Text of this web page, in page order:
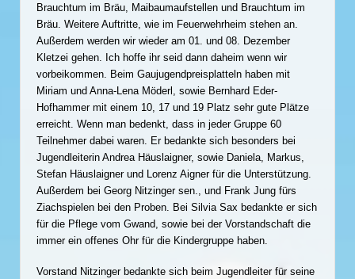
Brauchtum im Bräu, Maibaumaufstellen und Brauchtum im
Bräu. Weitere Auftritte, wie im Feuerwehrheim stehen an.
Außerdem werden wir wieder am 01. und 08. Dezember
Kletzei gehen. Ich hoffe ihr seid dann daheim wenn wir
vorbeikommen. Beim Gaujugendpreisplatteln haben mit
Miriam und Anna-Lena Möderl, sowie Bernhard Eder-
Hofhammer mit einem 10, 17 und 19 Platz sehr gute Plätze
erreicht. Wenn man bedenkt, dass in jeder Gruppe 60
Teilnehmer dabei waren. Er bedankte sich besonders bei
Jugendleiterin Andrea Häuslaigner, sowie Daniela, Markus,
Stefan Häuslaigner und Lorenz Aigner für die Unterstützung.
Außerdem bei Georg Nitzinger sen., und Frank Jung fürs
Ziachspielen bei den Proben. Bei Silvia Sax bedankte er sich
für die Pflege vom Gwand, sowie bei der Vorstandschaft die
immer ein offenes Ohr für die Kindergruppe haben.
Vorstand Nitzinger bedankte sich beim Jugendleiter für seine